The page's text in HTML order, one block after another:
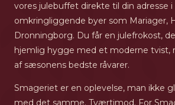
vores julebuffet direkte til din adresse
omkringliggende byer som Mariager,
Dronningborg. Du får en julefrokost,
hjemlig hygge med et moderne tvist,
af sæsonens bedste råvarer.
Smageriet er en oplevelse, man ikke
med det samme. Tværtimod. For